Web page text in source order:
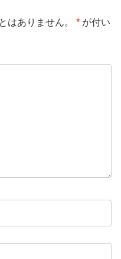
はありません。 * が付い